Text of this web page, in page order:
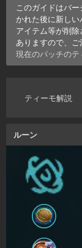
このガイドはバ
かれた後に新しい
アイテム等が削
ありますので、ご
現在のパッチのテ
ティーモ解説
ルーン